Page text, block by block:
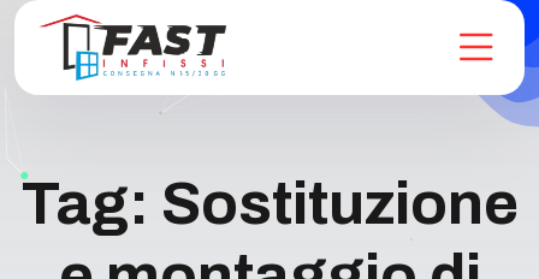
Tag: Sostituzione